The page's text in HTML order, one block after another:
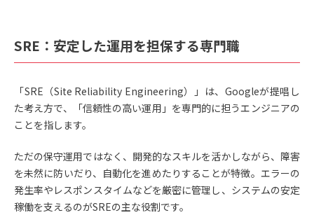
SRE：安定した運用を担保する専門職
「SRE（Site Reliability Engineering）」は、Googleが提唱し
た考え方で、「信頼性の高い運用」を専門的に担うエンジニアの
ことを指します。
ただの保守運用ではなく、開発的なスキルを活かしながら、障害
を未然に防いだり、自動化を進めたりすることが特徴。エラーの
発生率やレスポンスタイムなどを厳密に管理し、システムの安定
稼働を支えるのがSREの主な役割です。